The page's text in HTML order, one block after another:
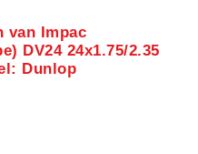
van Impac
DV24 24x1.75/2.35
Dunlop